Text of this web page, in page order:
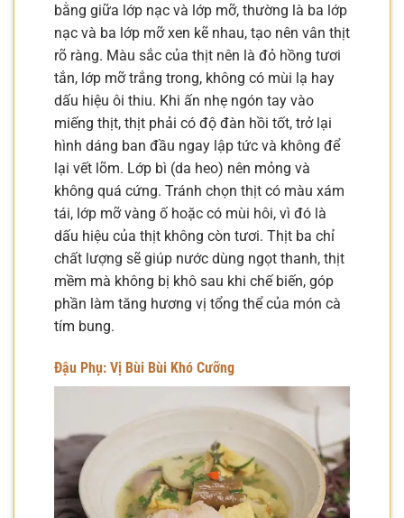
bằng giữa lớp nạc và lớp mỡ, thường là ba lớp
nạc và ba lớp mỡ xen kẽ nhau, tạo nên vân thịt
rõ ràng. Màu sắc của thịt nên là đỏ hồng tươi
tắn, lớp mỡ trắng trong, không có mùi lạ hay
dấu hiệu ôi thiu. Khi ấn nhẹ ngón tay vào
miếng thịt, thịt phải có độ đàn hồi tốt, trở lại
hình dáng ban đầu ngay lập tức và không để
lại vết lõm. Lớp bì (da heo) nên mỏng và
không quá cứng. Tránh chọn thịt có màu xám
tái, lớp mỡ vàng ố hoặc có mùi hôi, vì đó là
dấu hiệu của thịt không còn tươi. Thịt ba chỉ
chất lượng sẽ giúp nước dùng ngọt thanh, thịt
mềm mà không bị khô sau khi chế biến, góp
phần làm tăng hương vị tổng thể của món cà
tím bung.
Đậu Phụ: Vị Bùi Bùi Khó Cưỡng